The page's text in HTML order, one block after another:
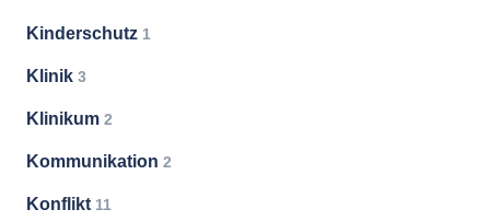
Kinderschutz 1
Klinik 3
Klinikum 2
Kommunikation 2
Konflikt 11